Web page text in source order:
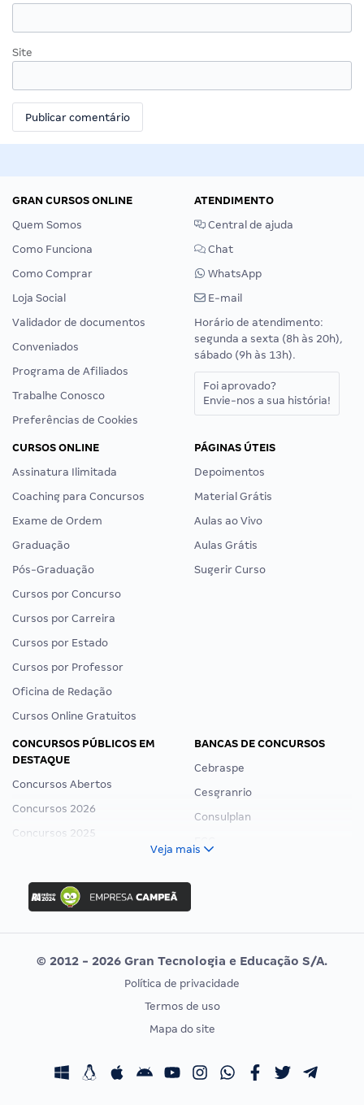
Site
GRAN CURSOS ONLINE
Quem Somos
Como Funciona
Como Comprar
Loja Social
Validador de documentos
Conveniados
Programa de Afiliados
Trabalhe Conosco
Preferências de Cookies
ATENDIMENTO
Central de ajuda
Chat
WhatsApp
E-mail
Horário de atendimento:
segunda a sexta (8h às 20h),
sábado (9h às 13h).
Foi aprovado?
Envie-nos a sua história!
CURSOS ONLINE
Assinatura Ilimitada
Coaching para Concursos
Exame de Ordem
Graduação
Pós-Graduação
Cursos por Concurso
Cursos por Carreira
Cursos por Estado
Cursos por Professor
Oficina de Redação
Cursos Online Gratuitos
PÁGINAS ÚTEIS
Depoimentos
Material Grátis
Aulas ao Vivo
Aulas Grátis
Sugerir Curso
CONCURSOS PÚBLICOS EM
DESTAQUE
Concursos Abertos
Concursos 2026
Concursos 2025
Concurso Ibama
Concurso MPU
Editais publicados
BANCAS DE CONCURSOS
Cebraspe
Cesgranrio
Consulplan
Vunesp
CONCURSOS POR PROFISSÃO
Concursos Fiscais
EXAME DE ORDEM
Calendário OAB
Veja mais
© 2012 - 2026 Gran Tecnologia e Educação S/A.
Política de privacidade
Termos de uso
Mapa do site